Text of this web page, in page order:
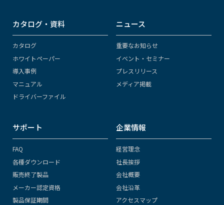
カタログ・資料
カタログ
ホワイトペーパー
導入事例
マニュアル
ドライバーファイル
ニュース
重要なお知らせ
イベント・セミナー
プレスリリース
メディア掲載
サポート
FAQ
各種ダウンロード
販売終了製品
メーカー認定資格
製品保証期間
企業情報
経営理念
社長挨拶
会社概要
会社沿革
アクセスマップ